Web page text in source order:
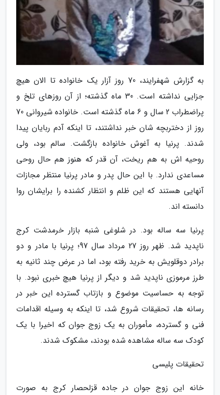
به گزارش شهفرایند، 70 روز آزار یک خانواده تا الان هیچ
جزایی نداشته است. 30 ماه گذشته؛ از آن روزهای تلخ و
پراضطراب 2 سال و 6 ماه گذشته است. خانواده شیروانی 70
روز از دختربچه شان خبر نداشتند، تا اینکه آدم ربایان پیدا
شدند. پرنیا به آغوش خانواده بازگشت. سالم بود، ولی
روحیه اش به هم ریخت، آن قدر که هنوز هم حال روحی
مساعدی ندارد. با این حال پدر و مادر پرنیا منتظر مجازات
آنهایی هستند که این ظلم و انتظار کشنده را برایشان روا
دانسته اند.
پرنیا سه ساله بود. در شلوغی شنبه بازار خرمدشت کرج
ناپدید شد. ظهر روز 27 مرداد سال 97؛ پرنیا با مادر و دو
برادر دوقلویش به خرید رفته بود، اما در عرض چند ثانیه به
طرز مرموزی ناپدید شد و دیگر از پرنیا هیچ خبری نبود. با
توجه به حساسیت موضوع و بازتاب گسترده این خبر در
رسانه ها، تحقیقات شروع شد، تا اینکه به وسیله اقدامات
فنی و گسترده، مأموران به یک زوج جوان که اخیرا با یک
کودک سه ساله مشاهده شده بودند، مشکوک شدند.
تحقیقات پلیسی
خانه این زوج جوان در جاده قزلحصار کرج به صورت